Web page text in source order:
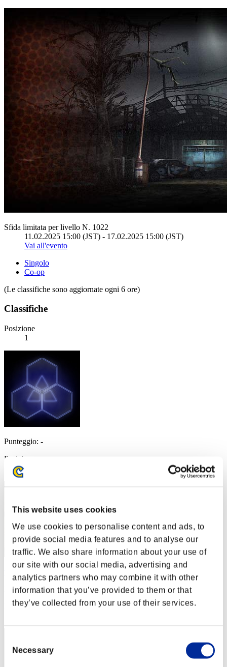
This website uses cookies
We use cookies to personalise content and ads, to
provide social media features and to analyse our
traffic. We also share information about your use of
our site with our social media, advertising and
analytics partners who may combine it with other
information that you’ve provided to them or that
they’ve collected from your use of their services.
Selection
Necessary
Sfida limitata per livello N. 1022
11.02.2025 15:00 (JST) - 17.02.2025 15:00 (JST)
Vai all'evento
Singolo
Co-op
(Le classifiche sono aggiornate ogni 6 ore)
Classifiche
Posizione
1
Punteggio: -
Posizione
Punteggio:Lv:1/00'56"40
Posizione